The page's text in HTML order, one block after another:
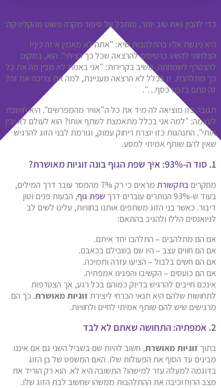
כדי להבין זאת טוב יותר, נסתכל על סיפור מקרה פשוט מהקליניקה:
היא ניגשת אליו בהתלהבות שיא: "אתה לא מאמין איזה כיף!
הצלחתי להשיג כרטיסים להרצאה שכל כך רציתי". הוא, במקום
להצטרף לשמחתה, משיב בקרירות: "אני באמת לא מבין מה את כל
כך מתלהבת. זו בכלל לא הרצאה מעניינת, למה את צריכה את זה?
זה סתם בזבוז כסף…".
תגובה כזו מוציאה לה מיד את כל ה"אוויר מהמפרשים". היא חושבת
לעצמה: "למה אני בכלל מתאמצת לשתף אותו? הוא לעולם לא יבין
אותי". התנהגות כזו יוצרת ריחוק עמוק, וגורמת לבני הזוג להרגיש
שאין להם שותף אמיתי למסע.
1. סוד ה-93%: איך שפת הגוף בונה זוגיות מאושרת?
מחקרים בתקשורת
מראים כי רק 7% מהמסר עובר דרך המילים,
בעוד ש-93% הנותרים עוברים דרך
שפת גוף, הבעות פנים וטון
דיבור. כאשר בני הזוג משתפים אותנו בחוויות, עלינו לשים לב
לניואנסים הללו ולהגיב בהתאם:
אם הם מתלהבים – התלהבו יחד איתם.
אם הם חווים עצב – היו שם בשבילם בכאבם.
אם הם חשים בלבול – הציעו עזרה ותמיכה.
אם הם כועסים – הקשיבו והפגינו אמפתיה.
אינכם חייבים להרגיש בדיוק כמוהם בכל רגע, אך הצטרפות
לתחושות שלהם היא תנאי הכרחי ליצירת זוגיות מאושרת. כך הם
מרגישים שיש להם שותף אמיתי לחיים ולחוויות.
2. אמפתיה: התחושה שאתם לא לבד
בתוך זוגיות מאושרת, חשוב להיות שם בשביל השני גם אם איננו
מבינים עד הסוף את הפעולות שלו. האם המשפט של בן הזוג
בדוגמה למעלה עזר למישהו? התשובה היא לא. הוא רק הוריד את
מצב הרוח וכיבה את ההתלהבות ממשהו שחשוב לבת הזוג שלו.